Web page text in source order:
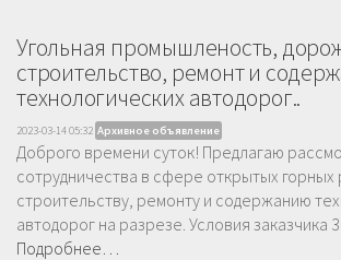
Угольная промышленость,
строительство, ремонт и
технологических автодорог..
2023-03-14 05:32 Архивное объявление
Доброго времени суток! Предлагаю
сотрудничества в сфере открытых горных
строительству, ремонту и содержанию
автодорог на разрезе. Условия заказчика
Подробнее…